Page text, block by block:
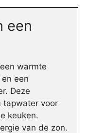
een
warmte
een
Deze
tapwater voor
keuken.
van de zon.